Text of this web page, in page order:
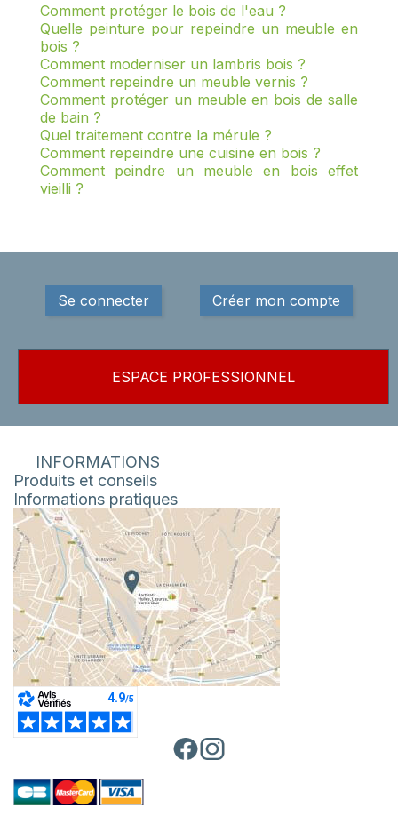
Comment protéger le bois de l'eau ?
Quelle peinture pour repeindre un meuble en
bois ?
Comment moderniser un lambris bois ?
Comment repeindre un meuble vernis ?
Comment protéger un meuble en bois de salle
de bain ?
Quel traitement contre la mérule ?
Comment repeindre une cuisine en bois ?
Comment peindre un meuble en bois effet
vieilli ?
Se connecter Créer mon compte
ESPACE PROFESSIONNEL
INFORMATIONS
Produits et conseils
Informations pratiques